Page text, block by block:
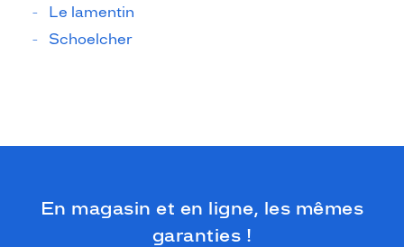
Le lamentin
Schoelcher
En magasin et en ligne, les mêmes
garanties !